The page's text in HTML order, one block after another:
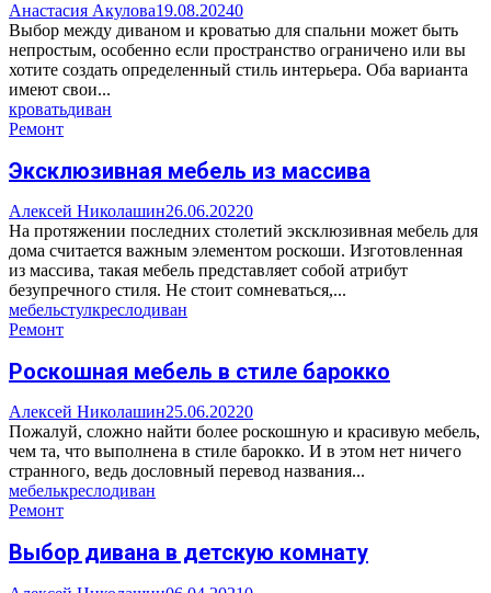
Анастасия Акулова19.08.20240
Выбор между диваном и кроватью для спальни может быть
непростым, особенно если пространство ограничено или вы
хотите создать определенный стиль интерьера. Оба варианта
имеют свои...
кроватьдиван
Ремонт
Эксклюзивная мебель из массива
Алексей Николашин26.06.20220
На протяжении последних столетий эксклюзивная мебель для
дома считается важным элементом роскоши. Изготовленная
из массива, такая мебель представляет собой атрибут
безупречного стиля. Не стоит сомневаться,...
мебельстулкреслодиван
Ремонт
Роскошная мебель в стиле барокко
Алексей Николашин25.06.20220
Пожалуй, сложно найти более роскошную и красивую мебель,
чем та, что выполнена в стиле барокко. И в этом нет ничего
странного, ведь дословный перевод названия...
мебелькреслодиван
Ремонт
Выбор дивана в детскую комнату